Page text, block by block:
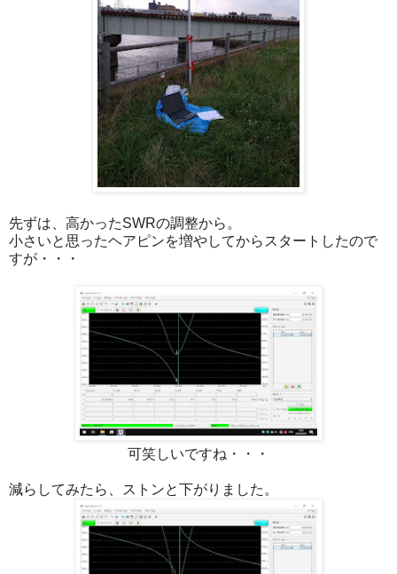
先ずは、高かったSWRの調整から。
小さいと思ったヘアピンを増やしてからスタートしたので
すが・・・
可笑しいですね・・・
減らしてみたら、ストンと下がりました。